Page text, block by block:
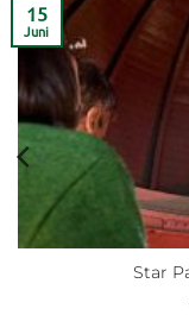
Star
15
Juni